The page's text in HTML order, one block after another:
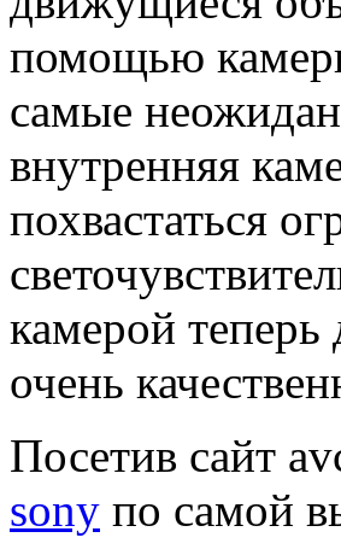
помощью
самые
внутренняя
похвастаться
камерой теперь
очень
Посетив сайт
sony по самой